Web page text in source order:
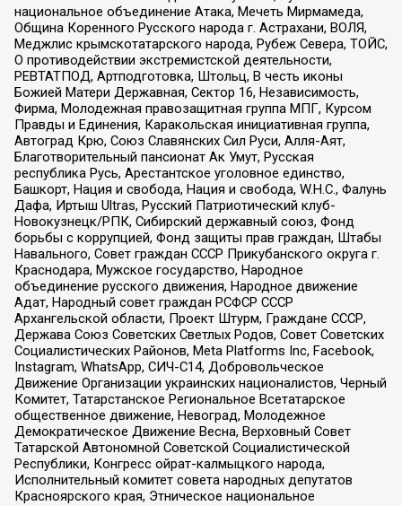
национальное объединение Атака, Мечеть Мирмамеда,
Община Коренного Русского народа г. Астрахани, ВОЛЯ,
Меджлис крымскотатарского народа, Рубеж Севера, ТОЙС,
О противодействии экстремистской деятельности,
РЕВТАТПОД, Артподготовка, Штольц, В честь иконы
Божией Матери Державная, Сектор 16, Независимость,
Фирма, Молодежная правозащитная группа МПГ, Курсом
Правды и Единения, Каракольская инициативная группа,
Автоград Крю, Союз Славянских Сил Руси, Алля-Аят,
Благотворительный пансионат Ак Умут, Русская
республика Русь, Арестантское уголовное единство,
Башкорт, Нация и свобода, Нация и свобода, W.H.С., Фалунь
Дафа, Иртыш Ultras, Русский Патриотический клуб-
Новокузнецк/РПК, Сибирский державный союз, Фонд
борьбы с коррупцией, Фонд защиты прав граждан, Штабы
Навального, Совет граждан СССР Прикубанского округа г.
Краснодара, Мужское государство, Народное
объединение русского движения, Народное движение
Адат, Народный совет граждан РСФСР СССР
Архангельской области, Проект Штурм, Граждане СССР,
Держава Союз Советских Светлых Родов, Совет Советских
Социалистических Районов, Meta Platforms Inc, Facebook,
Instagram, WhatsApp, СИЧ-С14, Добровольческое
Движение Организации украинских националистов, Черный
Комитет, Татарстанское Региональное Всетатарское
общественное движение, Невоград, Молодежное
Демократическое Движение Весна, Верховный Совет
Татарской Автономной Советской Социалистической
Республики, Конгресс ойрат-калмыцкого народа,
Исполнительный комитет совета народных депутатов
Красноярского края, Этническое национальное